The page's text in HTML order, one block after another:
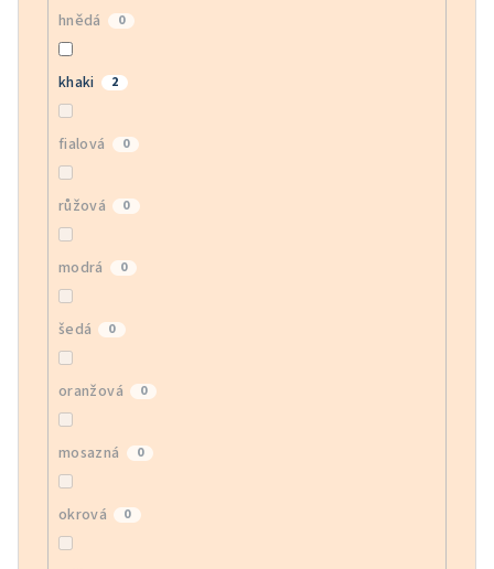
hnědá 0
khaki 2
fialová 0
růžová 0
modrá 0
šedá 0
oranžová 0
mosazná 0
okrová 0